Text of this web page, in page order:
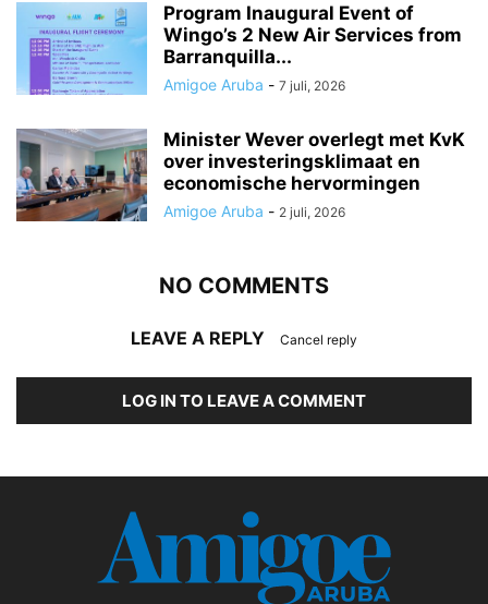
Program Inaugural Event of
Wingo’s 2 New Air Services from
Barranquilla...
Amigoe Aruba - 7 juli, 2026
Minister Wever overlegt met KvK
over investeringsklimaat en
economische hervormingen
Amigoe Aruba - 2 juli, 2026
NO COMMENTS
LEAVE A REPLY Cancel reply
LOG IN TO LEAVE A COMMENT